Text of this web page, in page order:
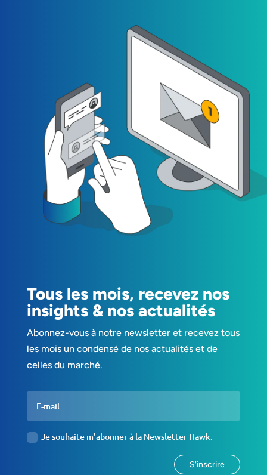
Tous les mois, recevez nos
insights & nos actualités
Abonnez-vous à notre newsletter et recevez tous
les mois un condensé de nos actualités et de
celles du marché.
Je souhaite m'abonner à la Newsletter Hawk.
S'inscrire